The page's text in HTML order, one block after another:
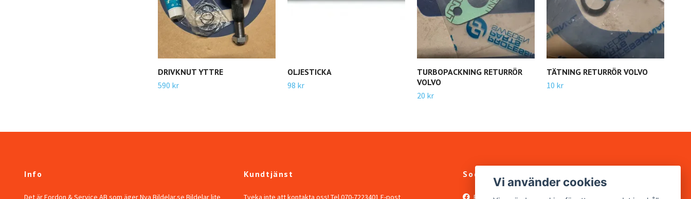
DRIVKNUT YTTRE
590 kr
OLJESTICKA
98 kr
TURBOPACKNING RETURRÖR
VOLVO
20 kr
TÄTNING RETURRÖR VOLVO
10 kr
Info
Det är Fordon & Service AB som äger Nya Bildelar.se Bildelar lite
Kundtjänst
Tveka inte att kontakta oss! Tel.070-7223401 E-post
Sociala medier
Facebook
Vi använder cookies